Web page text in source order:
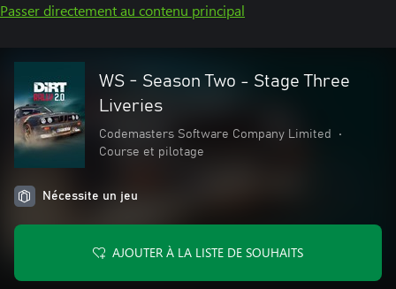
Passer directement au contenu principal
WS - Season Two - Stage Three
Liveries
Codemasters Software Company Limited
•
Course et pilotage
Nécessite un jeu
AJOUTER À LA LISTE DE SOUHAITS